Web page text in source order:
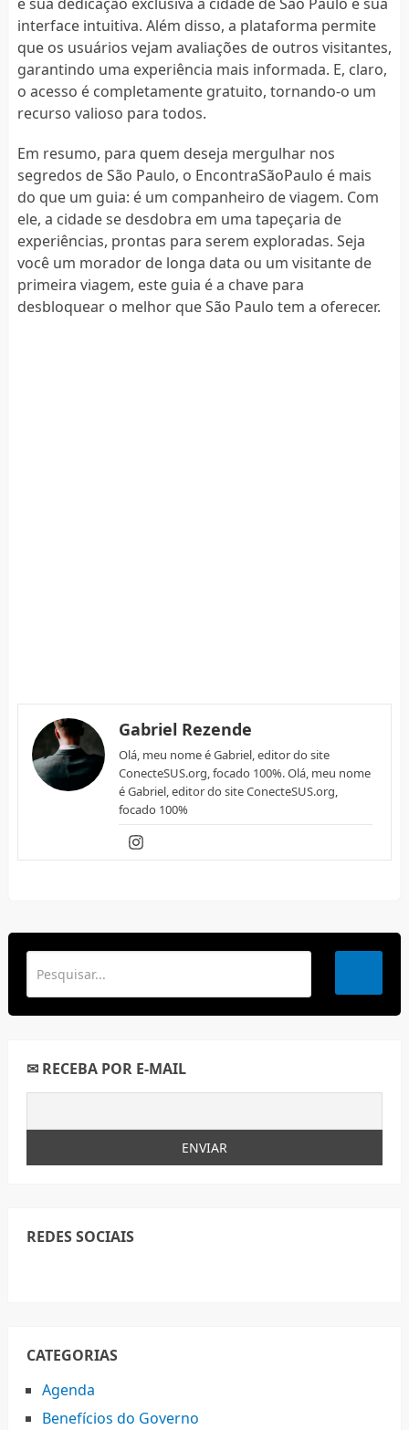
interface intuitiva. Além disso, a plataforma permite
que os usuários vejam avaliações de outros visitantes,
garantindo uma experiência mais informada. E, claro,
o acesso é completamente gratuito, tornando-o um
recurso valioso para todos.
Em resumo, para quem deseja mergulhar nos
segredos de São Paulo, o EncontraSãoPaulo é mais
do que um guia: é um companheiro de viagem. Com
ele, a cidade se desdobra em uma tapeçaria de
experiências, prontas para serem exploradas. Seja
você um morador de longa data ou um visitante de
primeira viagem, este guia é a chave para
desbloquear o melhor que São Paulo tem a oferecer.
Gabriel Rezende
Olá, meu nome é Gabriel, editor do site
ConecteSUS.org, focado 100%. Olá, meu nome
é Gabriel, editor do site ConecteSUS.org,
focado 100%
✉ RECEBA POR E-MAIL
REDES SOCIAIS
CATEGORIAS
Agenda
Benefícios do Governo